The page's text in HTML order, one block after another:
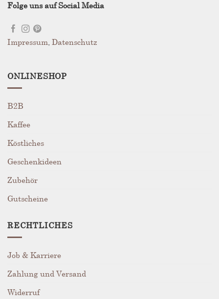
Folge uns auf Social Media
Impressum Datenschutz
ONLINESHOP
B2B
Kaffee
Köstliches
Geschenkideen
Zubehör
Gutscheine
RECHTLICHES
Job & Karriere
Zahlung und Versand
Widerruf